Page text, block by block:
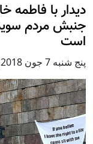
دیدار با فاطمه
جنبش مردم
است
پنج شنبه 7 جون 2018